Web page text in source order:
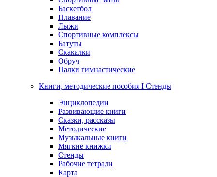
Баскетбол
Плавание
Лыжи
Спортивные комплексы
Батуты
Скакалки
Обруч
Палки гимнастические
Книги, методические пособия I Стенды
Энциклопедии
Развивающие книги
Сказки, рассказы
Методические
Музыкальные книги
Мягкие книжки
Стенды
Рабочие тетради
Карта